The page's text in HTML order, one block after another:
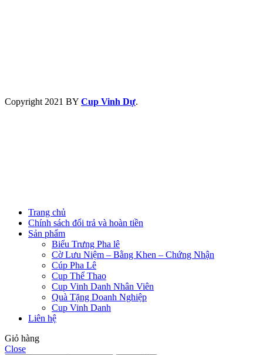
Copyright 2021 BY Cup Vinh Dự.
Trang chủ
Chính sách đổi trả và hoàn tiền
Sản phẩm
Biểu Trưng Pha lê
Cờ Lưu Niệm – Bằng Khen – Chứng Nhận
Cúp Pha Lê
Cup Thể Thao
Cup Vinh Danh Nhân Viên
Quà Tặng Doanh Nghiệp
Cup Vinh Danh
Liên hệ
Giỏ hàng
Close